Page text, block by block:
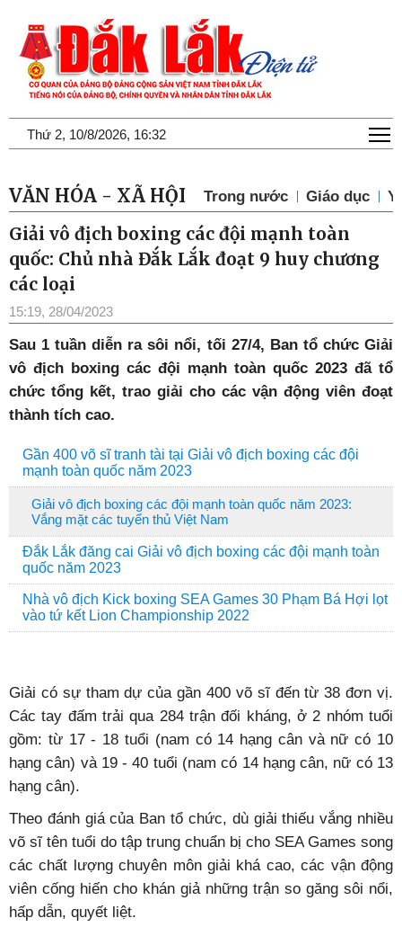
Thứ 2, 10/8/2026, 16:32
VĂN HÓA - XÃ HỘI Trong nước Giáo dục Y
Giải vô địch boxing các đội mạnh toàn
quốc: Chủ nhà Đắk Lắk đoạt 9 huy chương
các loại
15:19, 28/04/2023
Sau 1 tuần diễn ra sôi nổi, tối 27/4, Ban tổ chức Giải
vô địch boxing các đội mạnh toàn quốc 2023 đã tổ
chức tổng kết, trao giải cho các vận động viên đoạt
thành tích cao.
Gần 400 võ sĩ tranh tài tại Giải vô địch boxing các đội
mạnh toàn quốc năm 2023
Giải vô địch boxing các đội mạnh toàn quốc năm 2023:
Vắng mặt các tuyển thủ Việt Nam
Đắk Lắk đăng cai Giải vô địch boxing các đội mạnh toàn
quốc năm 2023
Nhà vô địch Kick boxing SEA Games 30 Phạm Bá Hợi lọt
vào tứ kết Lion Championship 2022
Giải có sự tham dự của gần 400 võ sĩ đến từ 38 đơn vị.
Các tay đấm trải qua 284 trận đối kháng, ở 2 nhóm tuổi
gồm: từ 17 - 18 tuổi (nam có 14 hạng cân và nữ có 10
hạng cân) và 19 - 40 tuổi (nam có 14 hạng cân, nữ có 13
hạng cân).
Theo đánh giá của Ban tổ chức, dù giải thiếu vắng nhiều
võ sĩ tên tuổi do tập trung chuẩn bị cho SEA Games song
các chất lượng chuyên môn giải khá cao, các vận động
viên cống hiến cho khán giả những trận so găng sôi nổi,
hấp dẫn, quyết liệt.